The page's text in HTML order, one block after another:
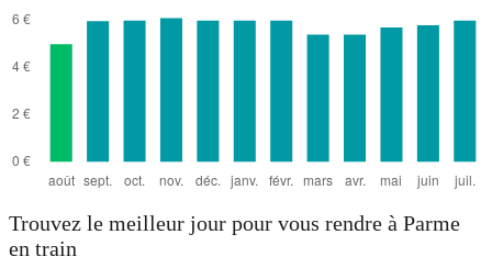
Trouvez le meilleur jour pour vous rendre à Parme
en train